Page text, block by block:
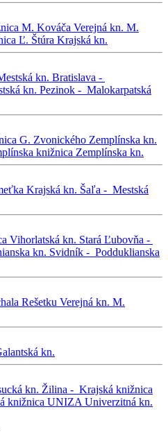
M. Kováča Verejná kn. M.
Ľ. Štúra Krajská kn.
kn. Bratislava -
kn. Pezinok - Malokarpatská
G. Zvonického Zemplínska kn.
knižnica Zemplínska kn.
Krajská kn. Šaľa - Mestská
Vihorlatská kn. Stará Ľubovňa -
kn. Svidník - Podduklianska
Rešetku Verejná kn. M.
kn.
kn. Žilina - Krajská knižnica
knižnica UNIZA Univerzitná kn.